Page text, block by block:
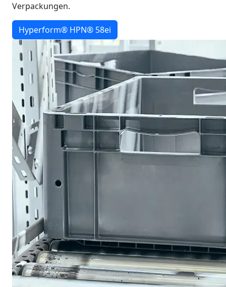
Verpackungen.
Hyperform® HPN® 58ei